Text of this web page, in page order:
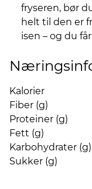
fryseren, bør
helt til den er
isen – og du
Kalorier
Fiber (g)
Proteiner (g)
Fett (g)
Karbohydrater (g)
Sukker (g)